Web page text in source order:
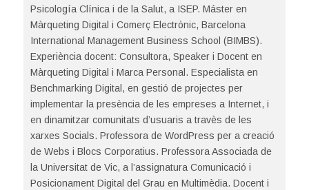
Psicología Clínica i de la Salut, a ISEP. Máster en
Màrqueting Digital i Comerç Electrònic, Barcelona
International Management Business School (BIMBS).
Experiència docent: Consultora, Speaker i Docent en
Màrqueting Digital i Marca Personal. Especialista en
Benchmarking Digital, en gestió de projectes per
implementar la presència de les empreses a Internet, i
en dinamitzar comunitats d’usuaris a travès de les
xarxes Socials. Professora de WordPress per a creació
de Webs i Blocs Corporatius. Professora Associada de
la Universitat de Vic, a l’assignatura Comunicació i
Posicionament Digital del Grau en Multimèdia. Docent i